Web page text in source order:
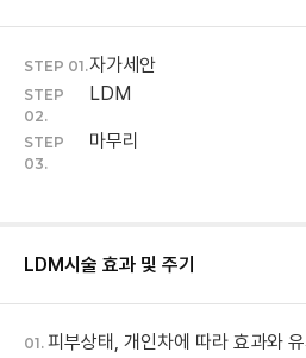
STEP 01.자가세안
STEP
02.
LDM
STEP
03.
마무리
LDM시술 효과 및 주기
01. 피부상태, 개인차에 따라 효과와